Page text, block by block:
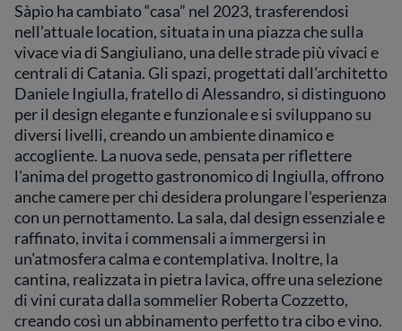
Sàpìo ha cambiato “casa” nel 2023, trasferendosi
nell’attuale location, situata in una piazza che sulla
vivace via di Sangiuliano, una delle strade più vivaci e
centrali di Catania. Gli spazi, progettati dall'architetto
Daniele Ingiulla, fratello di Alessandro, si distinguono
per il design elegante e funzionale e si sviluppano su
diversi livelli, creando un ambiente dinamico e
accogliente. La nuova sede, pensata per riflettere
l'anima del progetto gastronomico di Ingiulla, offrono
anche camere per chi desidera prolungare l'esperienza
con un pernottamento. La sala, dal design essenziale e
raffinato, invita i commensali a immergersi in
un'atmosfera calma e contemplativa. Inoltre, la
cantina, realizzata in pietra lavica, offre una selezione
di vini curata dalla sommelier Roberta Cozzetto,
creando così un abbinamento perfetto tra cibo e vino.